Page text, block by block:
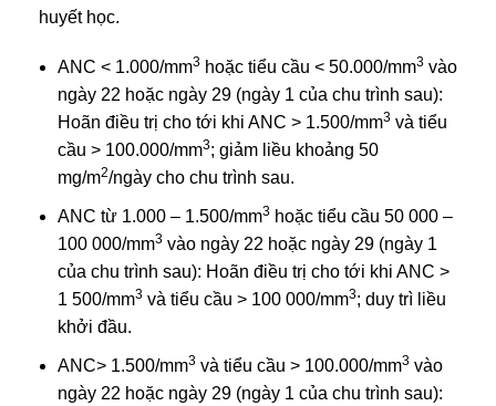
huyết học.
ANC < 1.000/mm3 hoặc tiểu cầu < 50.000/mm3 vào
ngày 22 hoặc ngày 29 (ngày 1 của chu trình sau):
Hoãn điều trị cho tới khi ANC > 1.500/mm3 và tiểu
cầu > 100.000/mm3; giảm liều khoảng 50
mg/m2/ngày cho chu trình sau.
ANC từ 1.000 – 1.500/mm3 hoặc tiểu cầu 50 000 –
100 000/mm3 vào ngày 22 hoặc ngày 29 (ngày 1
của chu trình sau): Hoãn điều trị cho tới khi ANC >
1 500/mm3 và tiểu cầu > 100 000/mm3; duy trì liều
khởi đầu.
ANC> 1.500/mm3 và tiểu cầu > 100.000/mm3 vào
ngày 22 hoặc ngày 29 (ngày 1 của chu trình sau):